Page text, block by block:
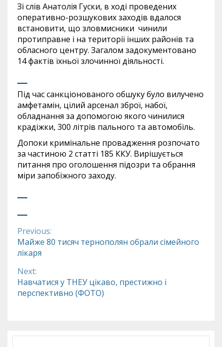
Зі слів Анатолія Гуски, в ході проведених
оперативно-розшукових заходів вдалося
встановити, що зловмисники чинили
протиправне і на території інших районів та
обласного центру. Загалом задокументовано
14 фактів їхньої злочинної діяльності.
Під час санкціонованого обшуку було вилучено
амфетамін, цілий арсенал зброї, набої,
обладнання за допомогою якого чинилися
крадіжки, 300 літрів пального та автомобіль.
Допоки кримінальне провадження розпочато
за частиною 2 статті 185 ККУ. Вирішується
питання про оголошення підозри та обрання
міри запобіжного заходу.
Continue
Reading
Previous:
Майже 80 тисяч тернополян обрали сімейного
лікаря
Next:
Навчатися у ТНЕУ цікаво, престижно і
перспективно (ФОТО)